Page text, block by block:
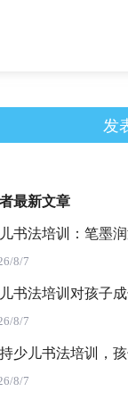
发
最新文章
书法培训：笔墨
8/7
书法培训对孩子
8/7
少儿书法培训，
8/7